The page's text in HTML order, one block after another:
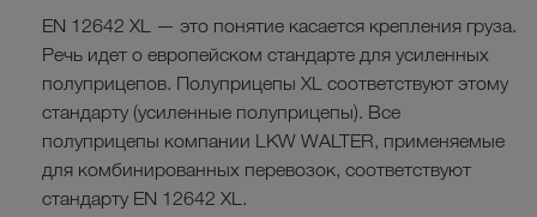
EN 12642 XL — это понятие касается крепления груза.
Речь идет о европейском стандарте для усиленных
полуприцепов. Полуприцепы XL соответствуют этому
стандарту (усиленные полуприцепы). Все
полуприцепы компании LKW WALTER, применяемые
для комбинированных перевозок, соответствуют
стандарту EN 12642 XL.